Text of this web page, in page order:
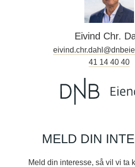
Eivind Chr.
41 14 40 40
MELD DIN
Meld din interesse, så vil vi ta